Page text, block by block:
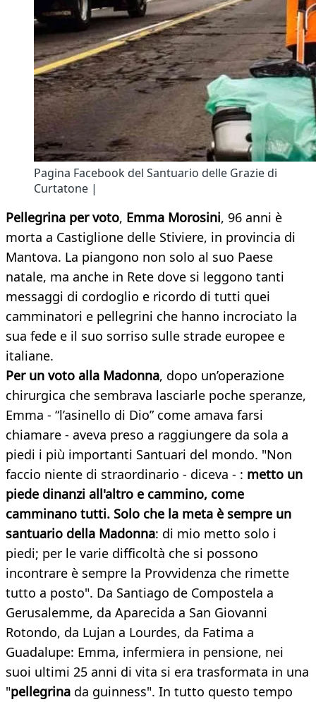
Pagina Facebook del Santuario delle Grazie di
Curtatone |
Pellegrina per voto, Emma Morosini, 96 anni è
morta a Castiglione delle Stiviere, in provincia di
Mantova. La piangono non solo al suo Paese
natale, ma anche in Rete dove si leggono tanti
messaggi di cordoglio e ricordo di tutti quei
camminatori e pellegrini che hanno incrociato la
sua fede e il suo sorriso sulle strade europee e
italiane.
Per un voto alla Madonna, dopo un’operazione
chirurgica che sembrava lasciarle poche speranze,
Emma - “l’asinello di Dio” come amava farsi
chiamare - aveva preso a raggiungere da sola a
piedi i più importanti Santuari del mondo. "Non
faccio niente di straordinario - diceva - : metto un
piede dinanzi all'altro e cammino, come
camminano tutti. Solo che la meta è sempre un
santuario della Madonna: di mio metto solo i
piedi; per le varie difficoltà che si possono
incontrare è sempre la Provvidenza che rimette
tutto a posto". Da Santiago de Compostela a
Gerusalemme, da Aparecida a San Giovanni
Rotondo, da Lujan a Lourdes, da Fatima a
Guadalupe: Emma, infermiera in pensione, nei
suoi ultimi 25 anni di vita si era trasformata in una
"pellegrina da guinness". In tutto questo tempo